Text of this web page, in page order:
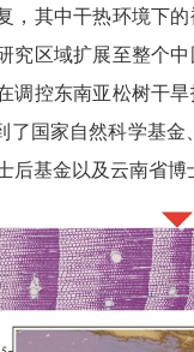
其中干热环境下
区域扩展至整个
控东南亚松树干
国家自然科学基金
后基金以及云南省博